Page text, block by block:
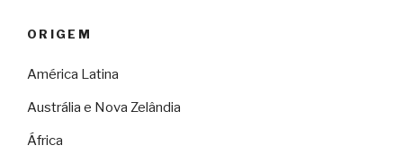
ORIGEM
América Latina
Austrália e Nova Zelândia
África